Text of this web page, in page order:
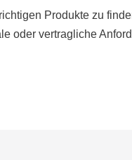
Produkte zu
oder vertragliche